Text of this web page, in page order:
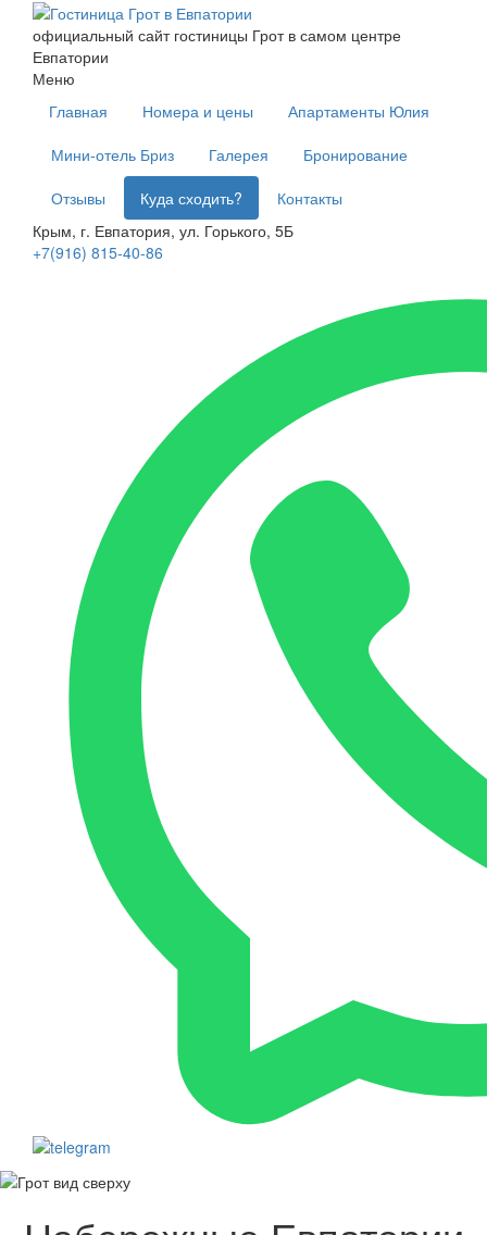
официальный сайт гостиницы Грот в самом центре
Евпатории
Меню
Главная
Номера и цены
Апартаменты Юлия
Мини-отель Бриз
Галерея
Бронирование
Отзывы
Куда сходить?
Контакты
Крым, г. Евпатория, ул. Горького, 5Б
+7(916) 815-40-86